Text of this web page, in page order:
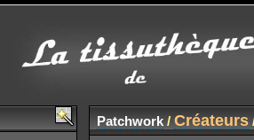
Patchwork/ Créateurs